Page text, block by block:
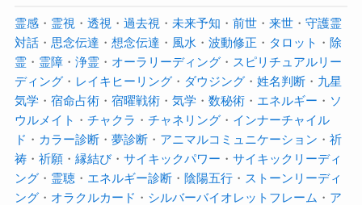
霊感・ 霊視 ・ 透視 ・ 過去視 ・ 未来予知 ・ 前世・ 来世・ 守護霊
対話・ 思念伝達 ・ 想念伝達 ・ 風水 ・ 波動修正 ・ タロット ・ 除
霊・ 霊障・ 浄霊・ オーラ リーディング・ スピリチュアルリー
ディング・ レイキヒーリング・ ダウジング・ 姓名判断・ 九星
気学・ 宿命占術・ 宿曜戦術・ 気学・ 数秘術・ エネルギー ・ ソ
ウルメイト ・ チャクラ ・ チャネリング・ インナーチャイル
ド ・ カラー診断・ 夢診断・ アニマルコミュニケーション ・ 祈
祷・ 祈願・ 縁結び・ サイキックパワー ・ サイキック リーディ
ング・ 霊聴・ エネルギー診断・ 陰陽五行・ ストーンリーディ
ング・ オラクルカード ・ シルバーバイオレットフレーム ・ ア